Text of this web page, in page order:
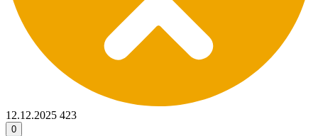
12.12.2025 423
0